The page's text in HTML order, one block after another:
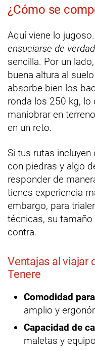
¿Cómo se
Aquí viene lo jugoso.
ensuciarse de
sencilla. Por un
buena altura al
absorbe bien los
ronda los 250 kg, lo
maniobrar en
en un reto.
Si tus rutas
con piedras y algo
responder de
tienes experiencia
embargo, para
técnicas, su
contra.
Ventajas al viajar
Tenere
Comodidad
amplio y
Capacidad de
maletas y